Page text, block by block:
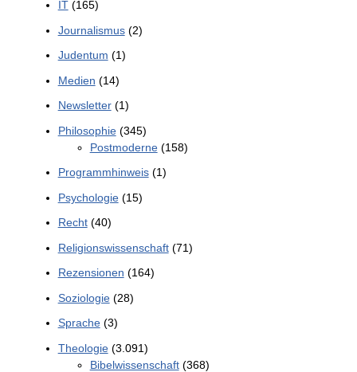
IT(165)
Journalismus(2)
Judentum (1)
Medien (14)
Newsletter(1)
Philosophie(345)
Postmoderne(158)
Programmhinweis(1)
Psychologie(15)
Recht(40)
Religionswissenschaft(71)
Rezensionen (164)
Soziologie(28)
Sprache(3)
Theologie(3.091)
Bibelwissenschaft(368)